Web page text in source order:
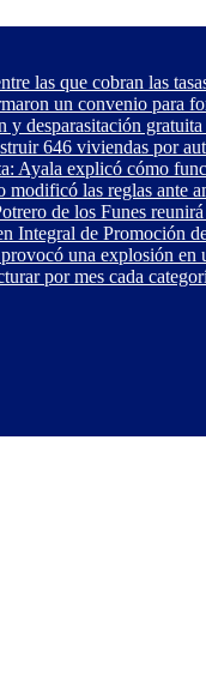
las que cobran las
un convenio para
desparasitación gratuita
646 viviendas por
Ayala explicó cómo
las reglas ante
de los Funes
Integral de Promoción
una explosión
por mes cada